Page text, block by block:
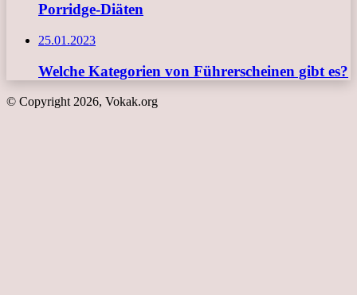
Porridge-Diäten
25.01.2023
Welche Kategorien von Führerscheinen gibt es?
© Copyright 2026, Vokak.org